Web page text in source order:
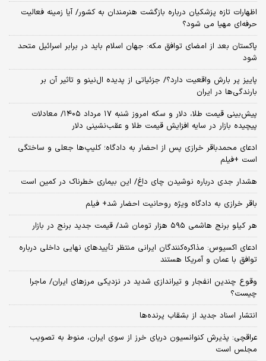
اظهارات تازه پزشکیان درباره بازگشت هنرمندان به کشور/ آیا زمینه فعالیت
حرفه‌ای مهیا می شود؟
پاکستان بعد از امضای توافق مکه: جهان اسلام باید در برابر اسرائیل متحد
شود
پاییز پر بارش واقعیت دارد؟/ جزئیاتی از پدیده ال‌نینو و تاثیر آن بر
بارندگی‌ها در ایران
پیش‌بینی قیمت طلا، دلار و سکه امروز شنبه ۱۷ مرداد ۱۴۰۵/ معادلات
پیچیده بازار در سایه افزایش قیمت طلا و عقب‌نشینی دلار
ادعای محمدباقر خرازی پس از احضار به دادگاه؛ کلیپ‌ها جعلی و ساختگی
است +فیلم
هشدار جدی درباره نوشیدن چای داغ/ این بیماری خطرناک در کمین است
باقر خرازی به دادگاه ویژه روحانیت احضار شد+ فیلم
هر کیلو برنج هاشمی ۵۹۵ هزار تومان شد/ قیمت جدید برنج در بازار
ادعای اکسیوس: مذاکره‌کنندگان ایرانی منتظر تأییدهای نهایی داخلی درباره
توافق با عمان و آمریکا هستند
وقوع چندین انفجار و تیراندازی شدید در نزدیکی مرز‌های ایران/ ماجرا
چیست؟
انتشار اسناد جدید از بشقاب پرنده‌ها
عراقچی: پذیرش کنوانسیون دریای خرز از سوی ایران، منوط به تصویب
مجلس است